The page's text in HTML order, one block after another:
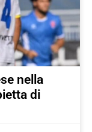
nella
di